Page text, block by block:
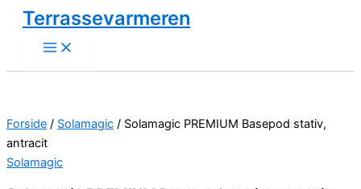
indholdet
Terrassevarmeren
Forside / Solamagic / Solamagic PREMIUM Basepod stativ,
antracit
Solamagic